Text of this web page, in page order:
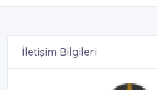
İletişim Bilgileri